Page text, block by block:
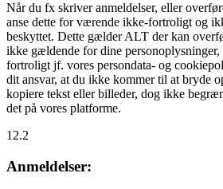
Når du fx skriver anmeldelser, eller
anse dette for værende ikke-fortroligt og
beskyttet. Dette gælder ALT der kan
ikke gældende for dine personoplysninger,
fortroligt jf. vores persondata- og
dit ansvar, at du ikke kommer til at bryde
kopiere tekst eller billeder, dog ikke
det på vores platforme.
12.2
Anmeldelser: